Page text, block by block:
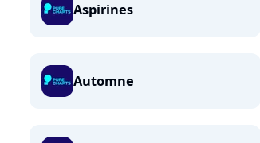
Aspirines
Automne